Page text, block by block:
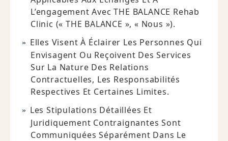
L’engagement Avec THE BALANCE Rehab
Clinic (« THE BALANCE », « Nous »).
Elles Visent À Éclairer Les Personnes Qui
Envisagent Ou Reçoivent Des Services
Sur La Nature Des Relations
Contractuelles, Les Responsabilités
Respectives Et Certaines Limites.
Les Stipulations Détaillées Et
Juridiquement Contraignantes Sont
Communiquées Séparément Dans Le